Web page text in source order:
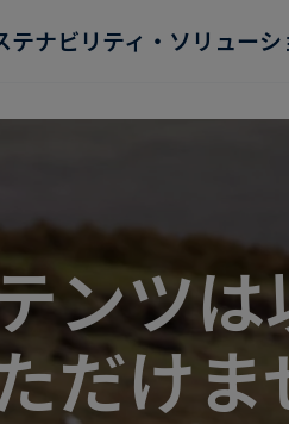
テナビリティ・ソリューシ
ンツ
だけま